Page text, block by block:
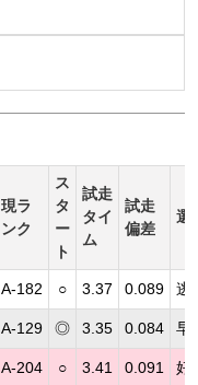
現ラ
ンク
ス
タ
ー
ト
試走
タイ
ム
試走
偏差
選
A-182 ○ 3.37 0.089 逃
A-129 ◎ 3.35 0.084 早
A-204 ○ 3.41 0.091 好